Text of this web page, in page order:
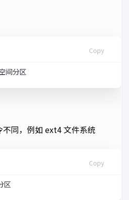
Copy
同，例如 ext4 文件系统
Copy